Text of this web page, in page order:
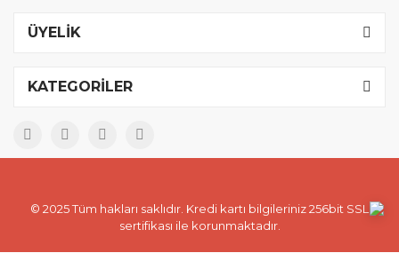
ÜYELİK
KATEGORİLER
© 2025 Tüm hakları saklıdır. Kredi kartı bilgileriniz 256bit SSL
sertifikası ile korunmaktadır.